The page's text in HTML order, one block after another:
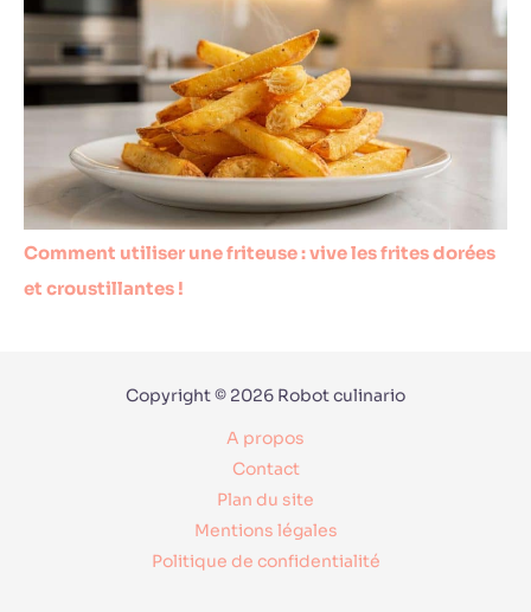
Comment utiliser une friteuse : vive les frites dorées
et croustillantes !
Copyright © 2026 Robot culinario
A propos
Contact
Plan du site
Mentions légales
Politique de confidentialité